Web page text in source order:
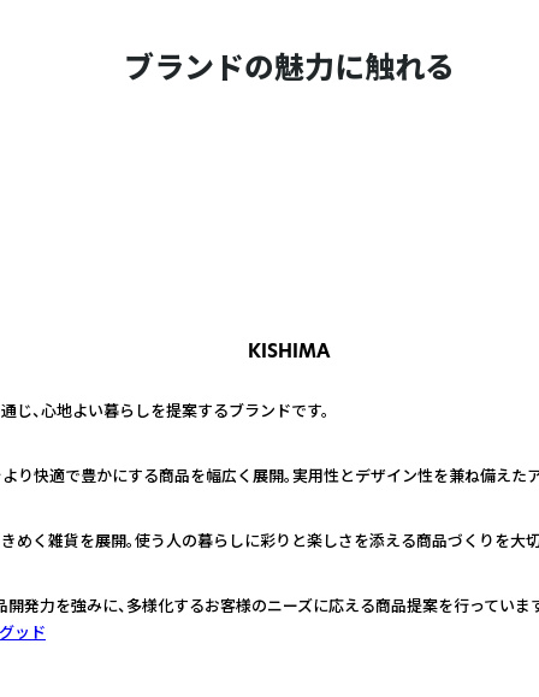
ブランドの魅力に触れる
KISHIMA
じ、心地よい暮らしを提案するブランドです。
より快適で豊かにする商品を幅広く展開。実用性とデザイン性を兼ね備えた
めく雑貨を展開。使う人の暮らしに彩りと楽しさを添える商品づくりを大
発力を強みに、多様化するお客様のニーズに応える商品提案を行っていま
ッド